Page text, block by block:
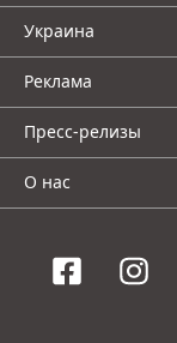
Украина
Реклама
Пресс-релизы
О нас